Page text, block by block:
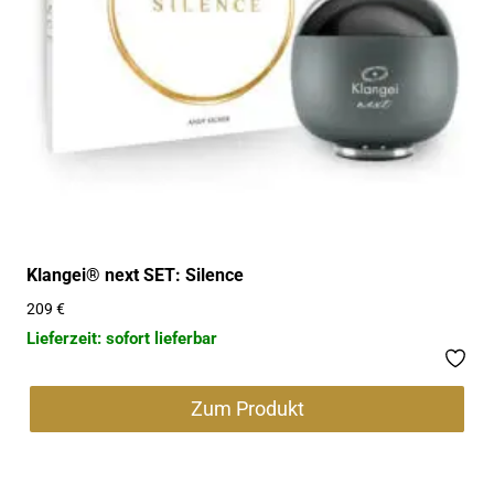
Klangei® next SET: Silence
209 €
Lieferzeit: sofort lieferbar
Zum Produkt